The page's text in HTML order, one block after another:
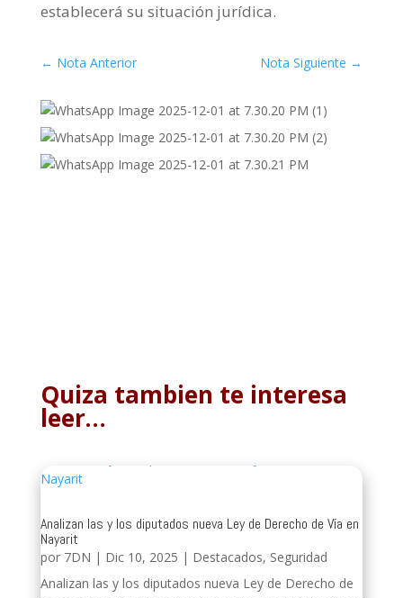
establecerá su situación jurídica.
← Nota Anterior Nota Siguiente →
Quiza tambien te interesa
leer…
Analizan las y los diputados nueva Ley de Derecho de Vía en
Nayarit
por 7DN | Dic 10, 2025 | Destacados, Seguridad
Analizan las y los diputados nueva Ley de Derecho de